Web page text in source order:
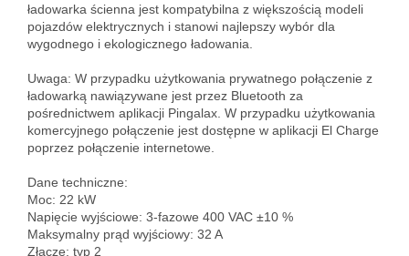
ładowarka ścienna jest kompatybilna z większością modeli
pojazdów elektrycznych i stanowi najlepszy wybór dla
wygodnego i ekologicznego ładowania.
Uwaga: W przypadku użytkowania prywatnego połączenie z
ładowarką nawiązywane jest przez Bluetooth za
pośrednictwem aplikacji Pingalax. W przypadku użytkowania
komercyjnego połączenie jest dostępne w aplikacji El Charge
poprzez połączenie internetowe.
Dane techniczne:
Moc: 22 kW
Napięcie wyjściowe: 3-fazowe 400 VAC ±10 %
Maksymalny prąd wyjściowy: 32 A
Złącze: typ 2